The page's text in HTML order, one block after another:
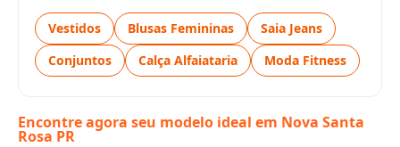
Vestidos Blusas Femininas
Saia Jeans
Conjuntos
Calça Alfaiataria Moda Fitness
Encontre agora seu modelo ideal em Nova Santa
Rosa PR